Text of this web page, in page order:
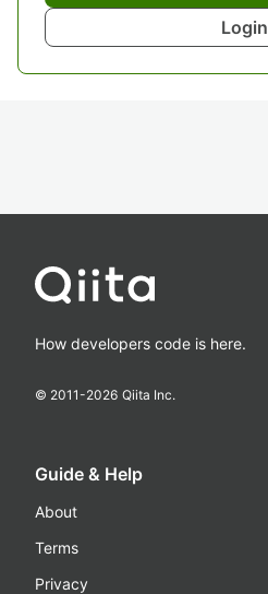
Login
How developers code is here.
© 2011-2026 Qiita Inc.
Guide & Help
About
Terms
Privacy